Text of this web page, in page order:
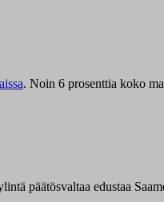
. Noin 6 prosenttia koko
päätösvaltaa edustaa